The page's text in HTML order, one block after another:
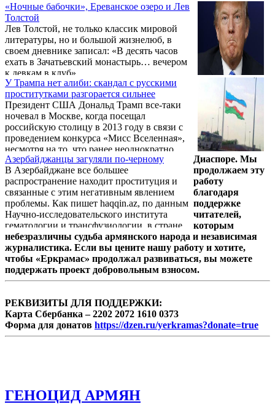
«Ночные бабочки», Ереванское озеро и Лев
Толстой
Лев Толстой, не только классик мировой
литературы, но и большой жизнелюб, в
своем дневнике записал: «В десять часов
ехать в Зачатьевский монастырь… вечером
к девкам в клуб».
У Трампа нет алиби: скандал с русскими
проститутками разгорается сильнее
Президент США Дональд Трамп все-таки
ночевал в Москве, когда посещал
российскую столицу в 2013 году в связи с
проведением конкурса «Мисс Вселенная»,
несмотря на то, что ранее неоднократно
опровергал данный факт. Об этом сообщает
Bloomberg со ссылкой на оказавшиеся в его
распоряжении документы. Информацию
передает «Лента.Ру».
Азербайджанцы загуляли по-черному
В Азербайджане все большее
распространение находит проституция и
связанные с этим негативным явлением
проблемы. Как пишет haqqin.az, по данным
Научно-исследовательского института
гематологии и трансфузиологии, в стране
очень много больных различными
венерическими заболеваниями. А одной из
причин распространения таких недугов
является, несомненно, проституция.
Диаспоре. Мы
продолжаем эту
работу
благодаря
поддержке
читателей,
которым
небезразличны судьба армянского народа и независимая
журналистика. Если вы цените нашу работу и хотите,
чтобы «Еркрамас» продолжал развиваться, вы можете
поддержать проект добровольным взносом.
РЕКВИЗИТЫ ДЛЯ ПОДДЕРЖКИ:
Карта Сбербанка – 2202 2072 1610 0373
Форма для донатов https://dzen.ru/yerkramas?donate=true
ГЕНОЦИД АРМЯН